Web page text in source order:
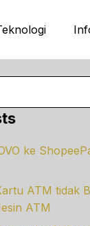
ke
ATM tidak
ATM